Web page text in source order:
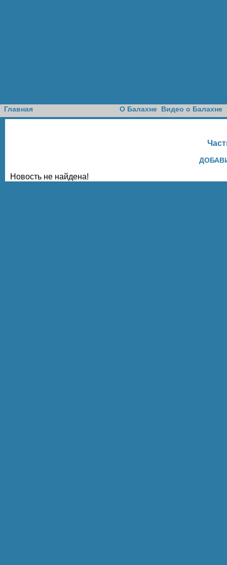
Главная О Балахне Видео о Балахне
Новость не найдена!